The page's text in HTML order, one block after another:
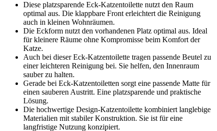
Diese platzsparende Eck-Katzentoilette nutzt den Raum
optimal aus. Die klappbare Front erleichtert die Reinigung
auch in kleinen Wohnräumen.
Die Eckform nutzt den vorhandenen Platz optimal aus. Ideal
für kleinere Räume ohne Kompromisse beim Komfort der
Katze.
Auch bei dieser Eck-Katzentoilette tragen passende Beutel zu
einer leichteren Reinigung bei. Sie helfen, den Innenraum
sauber zu halten.
Gerade bei Eck-Katzentoiletten sorgt eine passende Matte für
einen sauberen Austritt. Eine platzsparende und praktische
Lösung.
Die hochwertige Design-Katzentoilette kombiniert langlebige
Materialien mit stabiler Konstruktion. Sie ist für eine
langfristige Nutzung konzipiert.